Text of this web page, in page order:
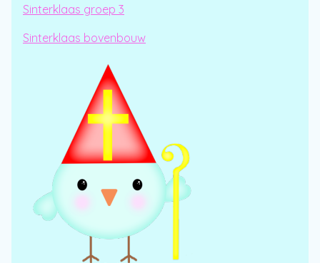
Sinterklaas groep 3
Sinterklaas bovenbouw